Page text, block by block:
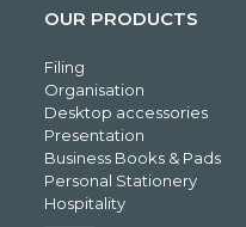
OUR PRODUCTS
Filing
Organisation
Desktop accessories
Presentation
Business Books & Pads
Personal Stationery
Hospitality